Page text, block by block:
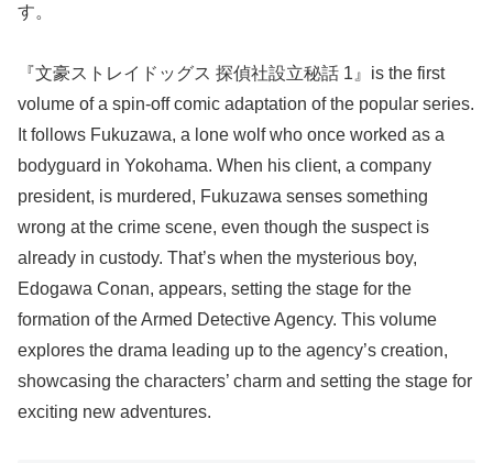
す。
『文豪ストレイドッグス 探偵社設立秘話 1』is the first
volume of a spin-off comic adaptation of the popular series.
It follows Fukuzawa, a lone wolf who once worked as a
bodyguard in Yokohama. When his client, a company
president, is murdered, Fukuzawa senses something
wrong at the crime scene, even though the suspect is
already in custody. That’s when the mysterious boy,
Edogawa Conan, appears, setting the stage for the
formation of the Armed Detective Agency. This volume
explores the drama leading up to the agency’s creation,
showcasing the characters’ charm and setting the stage for
exciting new adventures.